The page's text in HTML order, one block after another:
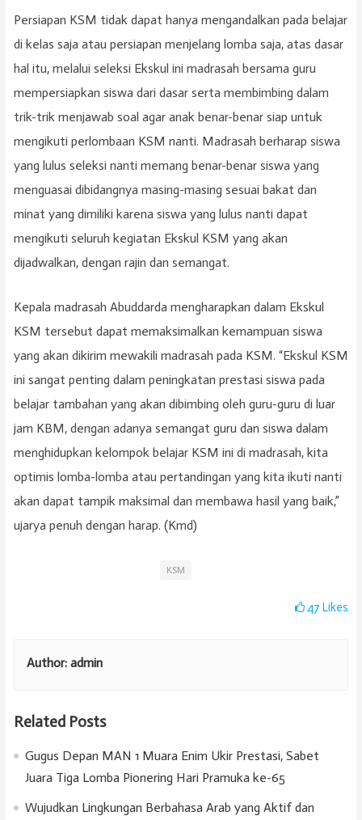
Persiapan KSM tidak dapat hanya mengandalkan pada belajar
di kelas saja atau persiapan menjelang lomba saja, atas dasar
hal itu, melalui seleksi Ekskul ini madrasah bersama guru
mempersiapkan siswa dari dasar serta membimbing dalam
trik-trik menjawab soal agar anak benar-benar siap untuk
mengikuti perlombaan KSM nanti. Madrasah berharap siswa
yang lulus seleksi nanti memang benar-benar siswa yang
menguasai dibidangnya masing-masing sesuai bakat dan
minat yang dimiliki karena siswa yang lulus nanti dapat
mengikuti seluruh kegiatan Ekskul KSM yang akan
dijadwalkan, dengan rajin dan semangat.
Kepala madrasah Abuddarda mengharapkan dalam Ekskul
KSM tersebut dapat memaksimalkan kemampuan siswa
yang akan dikirim mewakili madrasah pada KSM. “Ekskul KSM
ini sangat penting dalam peningkatan prestasi siswa pada
belajar tambahan yang akan dibimbing oleh guru-guru di luar
jam KBM, dengan adanya semangat guru dan siswa dalam
menghidupkan kelompok belajar KSM ini di madrasah, kita
optimis lomba-lomba atau pertandingan yang kita ikuti nanti
akan dapat tampik maksimal dan membawa hasil yang baik,”
ujarya penuh dengan harap. (Kmd)
KSM
47Likes
Author: admin
Related Posts
Gugus Depan MAN 1 Muara Enim Ukir Prestasi, Sabet
Juara Tiga Lomba Pionering Hari Pramuka ke-65
Wujudkan Lingkungan Berbahasa Arab yang Aktif dan